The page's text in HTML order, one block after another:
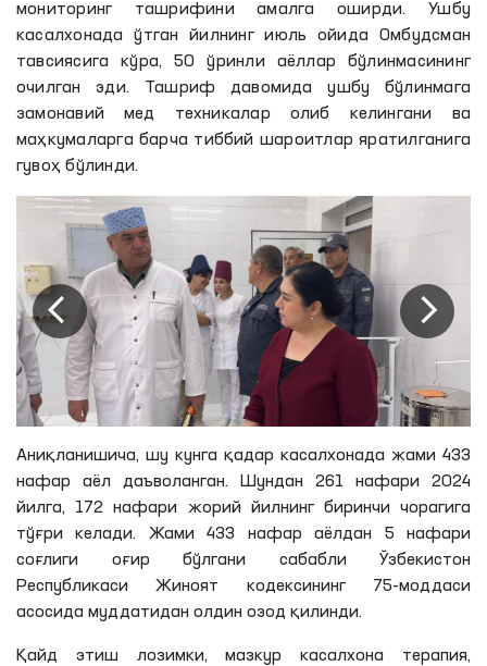
мониторинг ташрифини амалга оширди. Ушбу
касалхонада ўтган йилнинг июль ойида Омбудсман
тавсиясига кўра, 50 ўринли аёллар бўлинмасининг
очилган эди. Ташриф давомида ушбу бўлинмага
замонавий мед техникалар олиб келингани ва
маҳкумаларга барча тиббий шароитлар яратилганига
гувоҳ бўлинди.
Аниқланишича, шу кунга қадар касалхонада жами 433
нафар аёл даъволанган. Шундан 261 нафари 2024
йилга, 172 нафари жорий йилнинг биринчи чорагига
тўғри келади. Жами 433 нафар аёлдан 5 нафари
соғлиги оғир бўлгани сабабли Ўзбекистон
Республикаси Жиноят кодексининг 75-моддаси
асосида муддатидан олдин озод қилинди.
Қайд этиш лозимки, мазкур касалхона терапия,